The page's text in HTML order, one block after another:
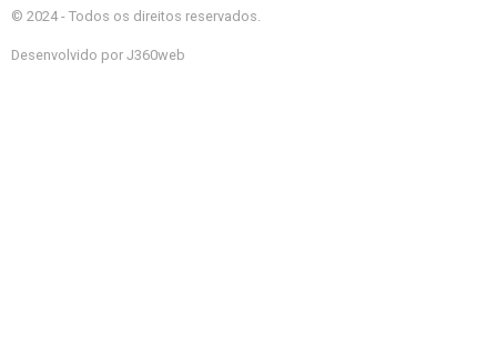
© 2024 - Todos os direitos reservados.
Desenvolvido por J360web